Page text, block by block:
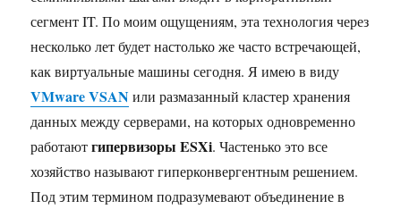
сегмент IT. По моим ощущениям, эта технология через
несколько лет будет настолько же часто встречающей,
как виртуальные машины сегодня. Я имею в виду
VMware VSANили размазанный кластер хранения
данных между серверами, на которых одновременно
работаютгипервизоры ESXi. Частенько это все
хозяйство называют гиперконвергентным решением.
Под этим термином подразумевают объединение в